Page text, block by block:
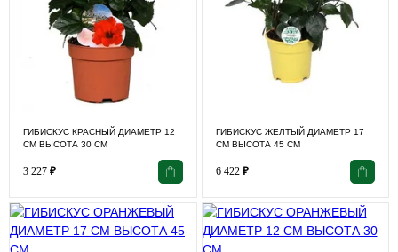
ГИБИСКУС КРАСНЫЙ ДИАМЕТР 12
СМ ВЫСОТА 30 СМ
3 227 ₽
ГИБИСКУС ЖЕЛТЫЙ ДИАМЕТР 17
СМ ВЫСОТА 45 СМ
6 422 ₽